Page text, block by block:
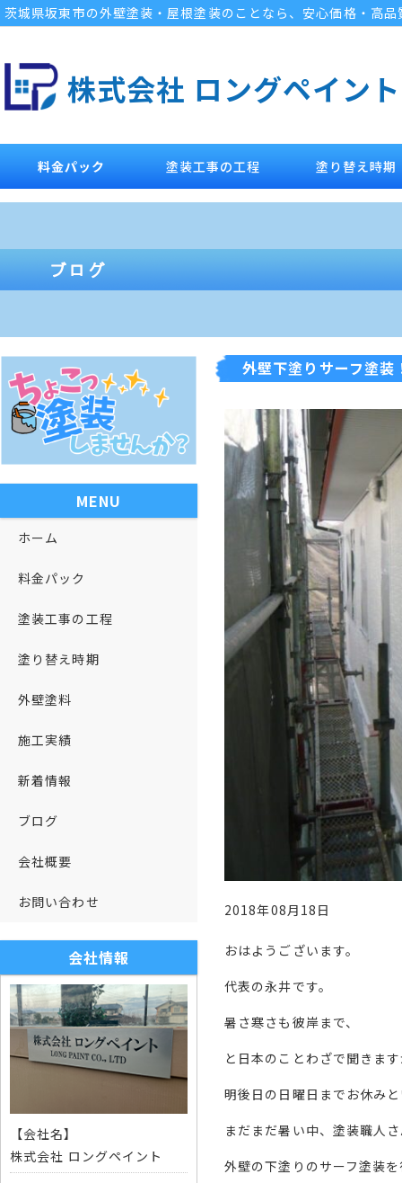
茨城県坂東市の外壁塗装・屋根塗装のことなら、安心価格・高
株式会社 ロングペイント
料金パック 塗装工事の工程 塗り替え時期
外壁下塗りサーフ塗装
2018年08月18日
おはようございます。
代表の永井です。
暑さ寒さも彼岸まで、
と日本のことわざで聞きま
明後日の日曜日までお休み
まだまだ暑い中、塗装職人
外壁の下塗りのサーフ塗装
MENU
ホーム
料金パック
塗装工事の工程
塗り替え時期
外壁塗料
施工実績
新着情報
ブログ
会社概要
お問い合わせ
会社情報
【会社名】
株式会社 ロングペイント